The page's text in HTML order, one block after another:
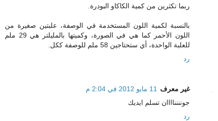
ربما تكثرين من كمية الكاكاو البودرة.
بالنسبة لكمية اللون المستخدمة في الوصفة، علبتين صغيرة من
اللون الأحمر كما هي في الصورة، وكميتها بالمليلتر هي 29 ملم
للعلبة الواحدة، أي ستحتاجين 58 ملم للوصفة ككل.
رد
غير معرف
11 مايو 2012 في 2:04 م
جونننناااان تسلم ايديك
رد